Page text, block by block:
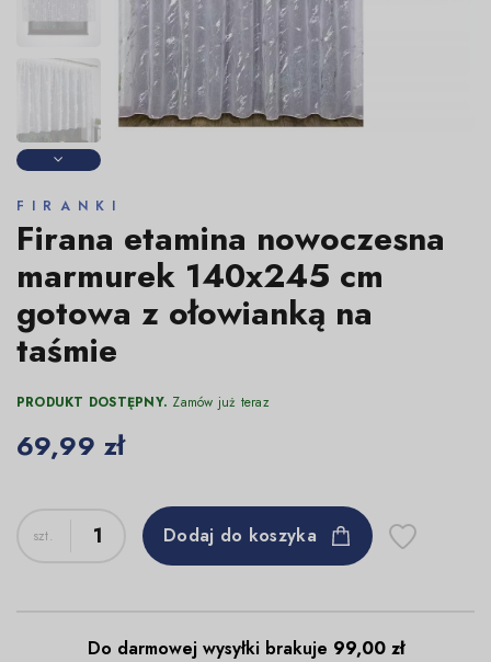
FIRANKI
Firana etamina nowoczesna
marmurek 140x245 cm
gotowa z ołowianką na
taśmie
PRODUKT DOSTĘPNY. Zamów już teraz
69,99 zł
Dodaj do koszyka
Do darmowej wysyłki brakuje 99,00 zł